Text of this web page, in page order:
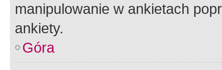
manipulowanie w ankietach
ankiety.
Góra